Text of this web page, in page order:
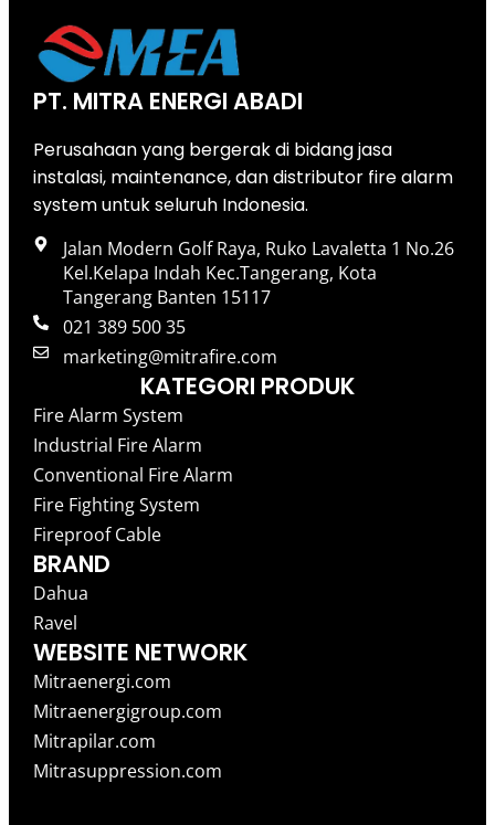
PT. MITRA ENERGI ABADI
Perusahaan yang bergerak di bidang jasa
instalasi, maintenance, dan distributor fire alarm
system untuk seluruh Indonesia.
Jalan Modern Golf Raya, Ruko Lavaletta 1 No.26
Kel.Kelapa Indah Kec.Tangerang, Kota
Tangerang Banten 15117
021 389 500 35
marketing@mitrafire.com
KATEGORI PRODUK
Fire Alarm System
Industrial Fire Alarm
Conventional Fire Alarm
Fire Fighting System
Fireproof Cable
BRAND
Dahua
Ravel
WEBSITE NETWORK
Mitraenergi.com
Mitraenergigroup.com
Mitrapilar.com
Mitrasuppression.com